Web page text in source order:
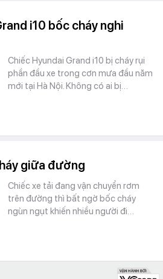
i10 bốc cháy nghi
Chiếc Hyundai Grand i10 bị cháy rụi
phần đầu xe trong cơn mưa đầu năm
mới tại Hà Nội. Không có ai bị…
giữa đường
Chiếc xe tải đang vận chuyển rơm
trên đường thì bất ngờ bốc cháy
ngùn ngụt khiến nhiều người đi…